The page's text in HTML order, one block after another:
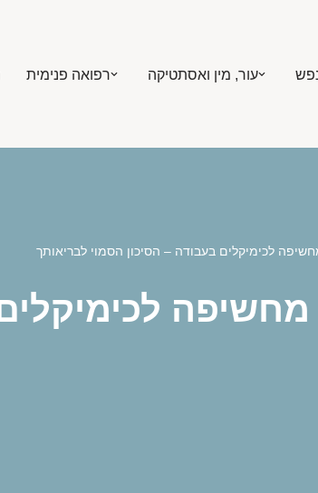
עור, מין ואסתטיקה רפואה פנימית
לכימיקלים בעבודה – הסיכון הסמוי לבריאותך
לכימיקלים